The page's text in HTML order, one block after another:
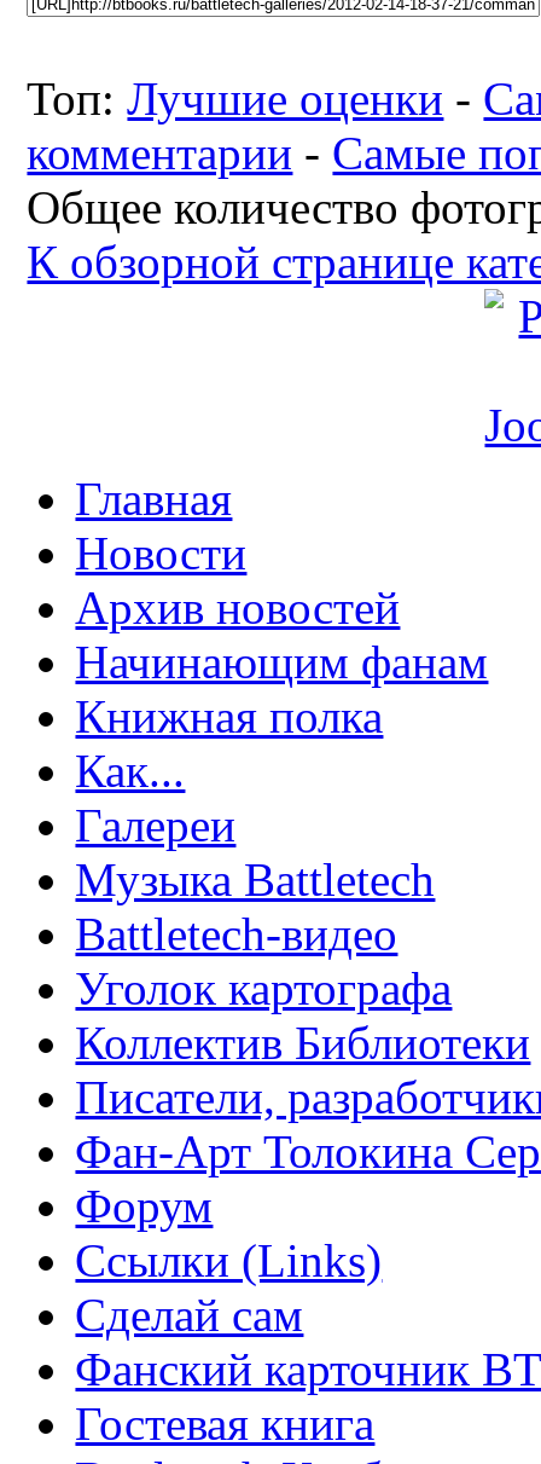
Топ:Лучшие оценки -
комментарии - Самые
Общее количество
К обзорной странице
Главная
Новости
Архив новостей
Начинающим фанам
Книжная полка
Как...
Галереи
Музыка Battletech
Battletech-видео
Уголок картографа
Коллектив Библиотеки
Писатели,
Фан-Арт Толокина
Форум
Ссылки (Links)
Сделай сам
Фанский карточник
Гостевая книга